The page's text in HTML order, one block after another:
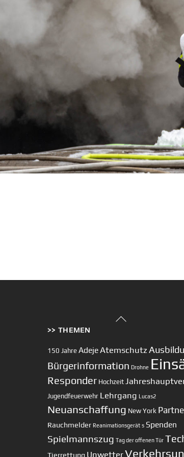
Back
>> THEMEN
150 Jahre AdejeAtemschutz
Bürgerinformation Drohne
Responder Hochzeit
Jugendfeuerwehr Lehrgang Lucas2
Neuanschaffung New York
Rauchmelder Reanimationsgerät s Spenden
Spielmannszug Tag der offenen Tür
Tierrettung Unwetter